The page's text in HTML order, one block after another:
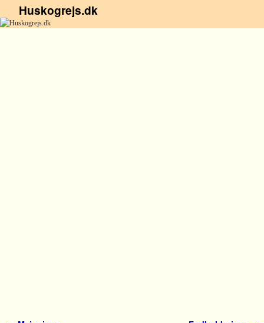
Huskogrejs.dk